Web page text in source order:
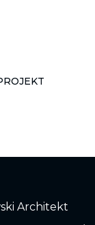
Architekt